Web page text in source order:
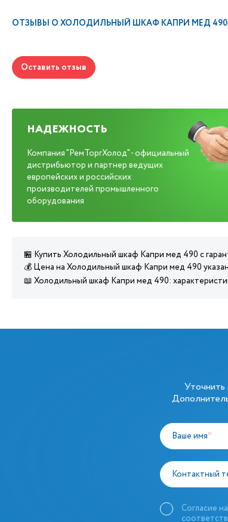
ОТЗЫВЫ О ХОЛОДИЛЬНЫЙ ШКАФ КАПРИ МЕД 490
Оставить отзыв
НАДЕЖНОСТЬ
Компания "РемТоргХолод" - официальный
дистрибьютор и партнер ведущих
европейских и российских
производителей промышленного
оборудования
🏪 Купить Холодильный шкаф Капри мед 490 с
💰 Цена на Холодильный шкаф Капри мед 490
📖 Холодильный шкаф Капри мед 490:
Ваше имя*
Контактный
Согласие